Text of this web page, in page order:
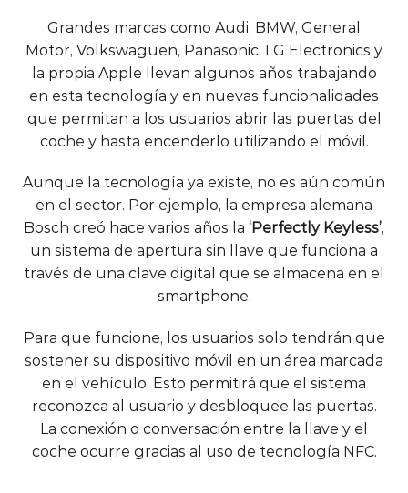
Grandes marcas como Audi, BMW, General
Motor, Volkswaguen, Panasonic, LG Electronics y
la propia Apple llevan algunos años trabajando
en esta tecnología y en nuevas funcionalidades
que permitan a los usuarios abrir las puertas del
coche y hasta encenderlo utilizando el móvil.
Aunque la tecnología ya existe, no es aún común
en el sector. Por ejemplo, la empresa alemana
Bosch creó hace varios años la ‘Perfectly Keyless’,
un sistema de apertura sin llave que funciona a
través de una clave digital que se almacena en el
smartphone.
Para que funcione, los usuarios solo tendrán que
sostener su dispositivo móvil en un área marcada
en el vehículo. Esto permitirá que el sistema
reconozca al usuario y desbloquee las puertas.
La conexión o conversación entre la llave y el
coche ocurre gracias al uso de tecnología NFC.